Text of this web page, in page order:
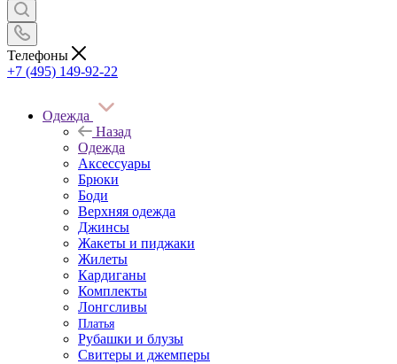
Телефоны
+7 (495) 149-92-22
Одежда
Назад
Одежда
Аксессуары
Брюки
Боди
Верхняя одежда
Джинсы
Жакеты и пиджаки
Жилеты
Кардиганы
Комплекты
Лонгсливы
Платья
Рубашки и блузы
Свитеры и джемперы